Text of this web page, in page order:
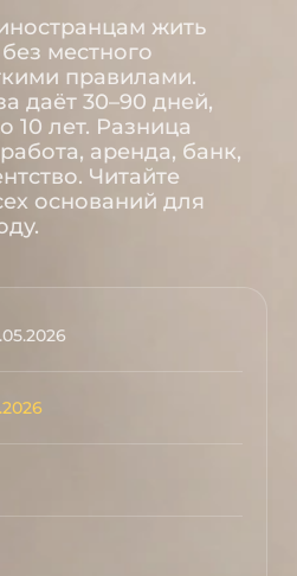
жить
местного
правилами.
даёт 30–90 дней,
10 лет. Разница
аренда, банк,
Читайте
оснований для